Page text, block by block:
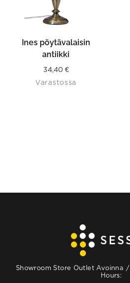
Ines pöytävalaisin
antiikki
34,40 €
Varastossa
Showroom Store Outlet
Hours: